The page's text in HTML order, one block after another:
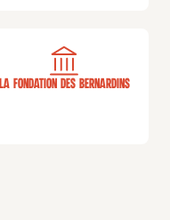
La fondation des bernardins